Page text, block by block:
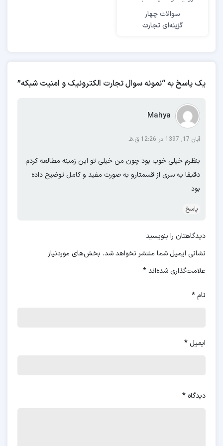
نمونه سوال پودمان چهارم
سوالات چهار
گزینه‌ای تجارت
یک پاسخ به “نمونه سوال تجارت الکترونیک و امنیت شبکه”
Mahya
آبان 17, 1397 در 12:26 ق.ظ
بنظرم خیلی خوب بود چون من خیلی تو این زمینه مطالعه کردم
دقیقا یه سری از قسمتارو به صورت مفید و کامل توضیح داده
بود
پاسخ
دیدگاهتان را بنویسید
نشانی ایمیل شما منتشر نخواهد شد. بخش‌های موردنیاز
علامت‌گذاری شده‌اند*
نام*
ایمیل*
دیدگاه *